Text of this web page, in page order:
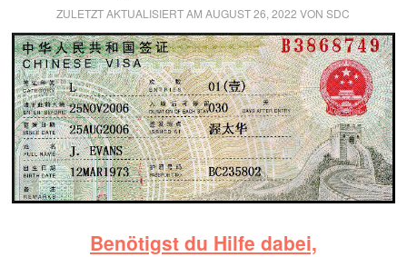
ZULETZT AKTUALISIERT AMAUGUST 26, 2022 VONSDC
Benötigst du Hilfe dabei,